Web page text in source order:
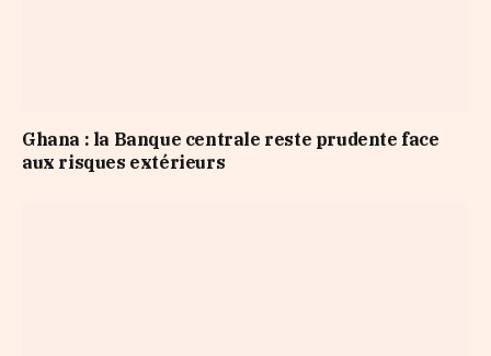
Ghana : la Banque centrale reste prudente face
aux risques extérieurs